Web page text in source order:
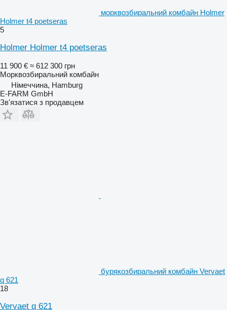
морквозбиральний комбайн Holmer
Holmer t4 poetseras
5
Holmer Holmer t4 poetseras
11 900 € ≈ 612 300 грн
Морквозбиральний комбайн
Німеччина, Hamburg
E-FARM GmbH
Зв'язатися з продавцем
бурякозбиральний комбайн Vervaet
q 621
18
Vervaet q 621